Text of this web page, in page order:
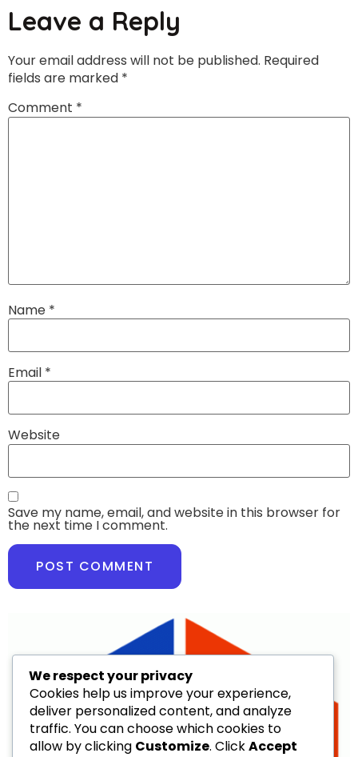
Leave a Reply
Your email address will not be published. Required
fields are marked *
Comment *
Name *
Email *
Website
Save my name, email, and website in this browser for
the next time I comment.
We respect your privacy
Cookies help us improve your experience,
deliver personalized content, and analyze
traffic. You can choose which cookies to
allow by clicking Customize. ClickAccept